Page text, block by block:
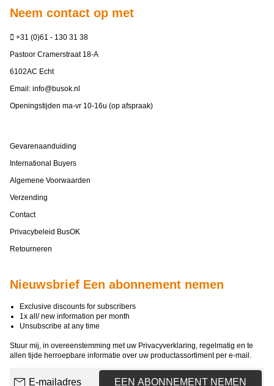
Neem contact op met
+31 (0)61 - 130 31 38
Pastoor Cramerstraat 18-A
6102AC Echt
Email: info@busok.nl
Openingstijden ma-vr 10-16u (op afspraak)
Gevarenaanduiding
International Buyers
Algemene Voorwaarden
Verzending
Contact
Privacybeleid BusOK
Retourneren
Nieuwsbrief Een abonnement nemen
Exclusive discounts for subscribers
1x all/ new information per month
Unsubscribe at any time
Stuur mij, in overeenstemming met uw Privacyverklaring, regelmatig en te
allen tijde herroepbare informatie over uw productassortiment per e-mail.
EEN ABONNEMENT NEMEN